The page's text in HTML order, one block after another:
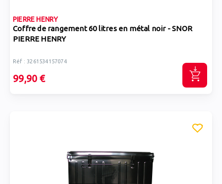
PIERRE HENRY
Coffre de rangement 60 litres en métal noir - SNOR
PIERRE HENRY
Réf : 3261534157074
99,90 €